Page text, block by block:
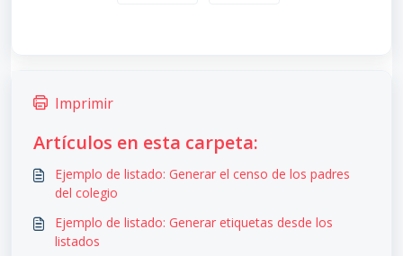
Imprimir
Artículos en esta carpeta:
Ejemplo de listado: Generar el censo de los padres
del colegio
Ejemplo de listado: Generar etiquetas desde los
listados